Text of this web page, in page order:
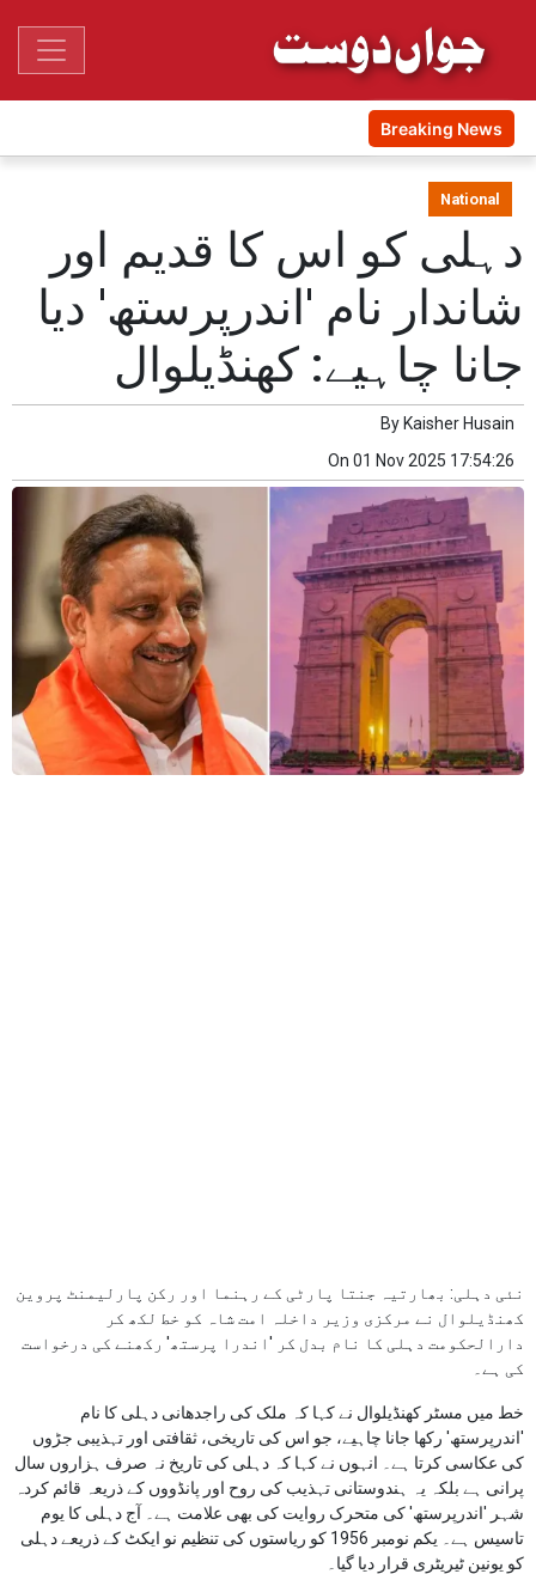
Breaking News
National
دہلی کو اس کا قدیم اور
شاندار نام 'اندرپرستھ' دیا
جانا چاہیے: کھنڈیلوال
By Kaisher Husain
On 01 Nov 2025 17:54:26
نئی دہلی: بھارتیہ جنتا پارٹی کے رہنما اور رکن پارلیمنٹ پروین
کھنڈیلوال نے مرکزی وزیر داخلہ امت شاہ کو خط لکھ کر
دارالحکومت دہلی کا نام بدل کر 'اندرا پرستھ' رکھنے کی درخواست
کی ہے۔
خط میں مسٹر کھنڈیلوال نے کہا کہ ملک کی راجدھانی دہلی کا نام
'اندرپرستھ' رکھا جانا چاہیے، جو اس کی تاریخی، ثقافتی اور تہذیبی جڑوں
کی عکاسی کرتا ہے۔ انہوں نے کہا کہ دہلی کی تاریخ نہ صرف ہزاروں سال
پرانی ہے بلکہ یہ ہندوستانی تہذیب کی روح اور پانڈووں کے ذریعہ قائم کردہ
شہر 'اندرپرستھ' کی متحرک روایت کی بھی علامت ہے۔ آج دہلی کا یوم
تاسیس ہے۔ یکم نومبر 1956 کو ریاستوں کی تنظیم نو ایکٹ کے ذریعے دہلی
کو یونین ٹیریٹری قرار دیا گیا۔